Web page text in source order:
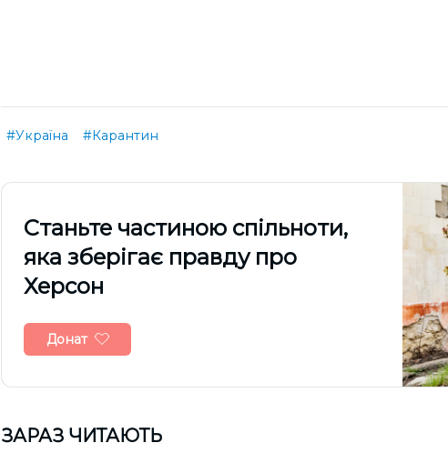
#Україна #Карантин
Cтаньте частиною спільноти,
яка зберігає правду про
Херсон
Донат
ЗАРАЗ ЧИТАЮТЬ